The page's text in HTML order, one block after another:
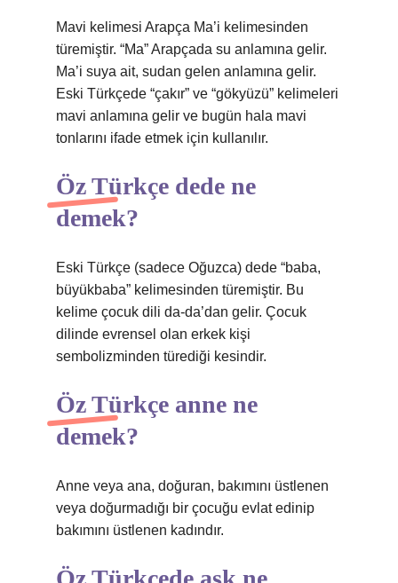
Mavi kelimesi Arapça Ma’i kelimesinden
türemiştir. “Ma” Arapçada su anlamına gelir.
Ma’i suya ait, sudan gelen anlamına gelir.
Eski Türkçede “çakır” ve “gökyüzü” kelimeleri
mavi anlamına gelir ve bugün hala mavi
tonlarını ifade etmek için kullanılır.
Öz Türkçe dede ne
demek?
Eski Türkçe (sadece Oğuzca) dede “baba,
büyükbaba” kelimesinden türemiştir. Bu
kelime çocuk dili da-da’dan gelir. Çocuk
dilinde evrensel olan erkek kişi
sembolizminden türediği kesindir.
Öz Türkçe anne ne
demek?
Anne veya ana, doğuran, bakımını üstlenen
veya doğurmadığı bir çocuğu evlat edinip
bakımını üstlenen kadındır.